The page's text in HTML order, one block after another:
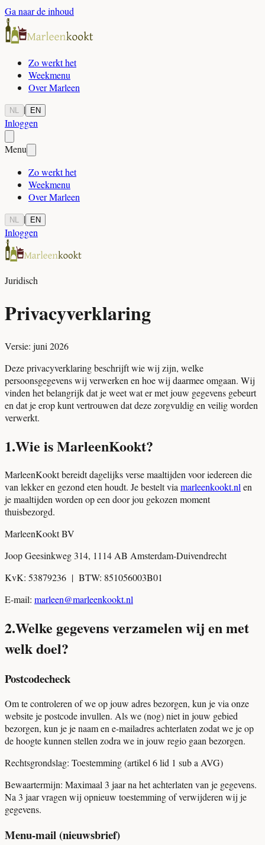
Ga naar de inhoud
Zo werkt het
Weekmenu
Over Marleen
NL | EN
Inloggen
Menu
Zo werkt het
Weekmenu
Over Marleen
NL | EN
Inloggen
Juridisch
Privacyverklaring
Versie: juni 2026
Deze privacyverklaring beschrijft wie wij zijn, welke
persoonsgegevens wij verwerken en hoe wij daarmee omgaan. Wij
vinden het belangrijk dat je weet wat er met jouw gegevens gebeurt
en dat je erop kunt vertrouwen dat deze zorgvuldig en veilig worden
verwerkt.
1.Wie is MarleenKookt?
MarleenKookt bereidt dagelijks verse maaltijden voor iedereen die
van lekker en gezond eten houdt. Je bestelt via marleenkookt.nl en
je maaltijden worden op een door jou gekozen moment
thuisbezorgd.
MarleenKookt BV
Joop Geesinkweg 314, 1114 AB Amsterdam-Duivendrecht
KvK: 53879236 | BTW: 851056003B01
E-mail: marleen@marleenkookt.nl
2.Welke gegevens verzamelen wij en met
welk doel?
Postcodecheck
Om te controleren of we op jouw adres bezorgen, kun je via onze
website je postcode invullen. Als we (nog) niet in jouw gebied
bezorgen, kun je je naam en e-mailadres achterlaten zodat we je op
de hoogte kunnen stellen zodra we in jouw regio gaan bezorgen.
Rechtsgrondslag: Toestemming (artikel 6 lid 1 sub a AVG)
Bewaartermijn: Maximaal 3 jaar na het achterlaten van je gegevens.
Na 3 jaar vragen wij opnieuw toestemming of verwijderen wij je
gegevens.
Menu-mail (nieuwsbrief)